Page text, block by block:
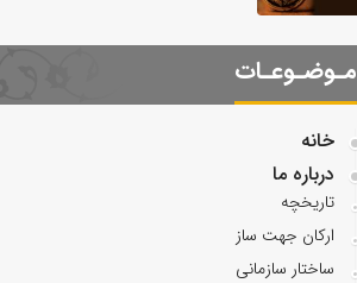
مـوضـوعـات
خانه
درباره ما
تاریخچه
ارکان جهت ساز
ساختار سازمانی